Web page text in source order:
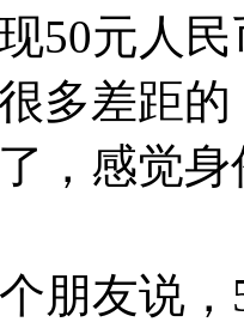
50元人
多差距
，感觉
朋友说，